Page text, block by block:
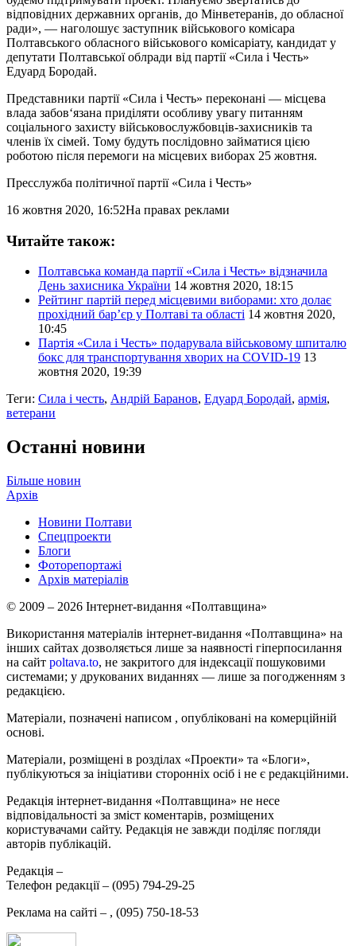
відповідних державних органів, до Мінветеранів, до обласної
ради», — наголошує заступник військового комісара
Полтавського обласного військового комісаріату, кандидат у
депутати Полтавської облради від партії «Сила і Честь»
Едуард Бородай.
Представники партії «Сила і Честь» переконані — місцева
влада забов‘язана приділяти особливу увагу питанням
соціального захисту військовослужбовців-захисників та
членів їх сімей. Тому будуть послідовно займатися цією
роботою після перемоги на місцевих виборах 25 жовтня.
Пресслужба політичної партії «Сила і Честь»
16 жовтня 2020, 16:52На правах реклами
Читайте також:
Полтавська команда партії «Сила і Честь» відзначила
День захисника України 14 жовтня 2020, 18:15
Рейтинг партій перед місцевими виборами: хто долає
прохідний бар’єр у Полтаві та області 14 жовтня 2020,
10:45
Партія «Сила і Честь» подарувала військовому шпиталю
бокс для транспортування хворих на COVID-19 13
жовтня 2020, 19:39
Теги: Сила і честь, Андрій Баранов, Едуард Бородай, армія,
ветерани
Останні новини
Більше новин
Архів
Новини Полтави
Спецпроекти
Блоги
Фоторепортажі
Архів матеріалів
© 2009 – 2026 Інтернет-видання «Полтавщина»
Використання матеріалів інтернет-видання «Полтавщина» на
інших сайтах дозволяється лише за наявності гіперпосилання
на сайт poltava.to, не закритого для індексації пошуковими
системами; у друкованих виданнях — лише за погодженням з
редакцією.
Матеріали, позначені написом , опубліковані на комерційній
основі.
Матеріали, розміщені в розділах «Проекти» та «Блоги»,
публікуються за ініціативи сторонніх осіб і не є редакційними.
Редакція інтернет-видання «Полтавщина» не несе
відповідальності за зміст коментарів, розміщених
користувачами сайту. Редакція не завжди поділяє погляди
авторів публікацій.
Редакція –
Телефон редакції – (095) 794-29-25
Реклама на сайті – , (095) 750-18-53